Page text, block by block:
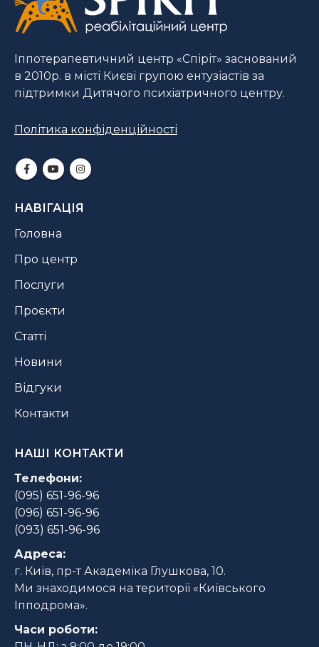
Іппотерапевтичний центр «Спіріт» заснований
в 2010р. в місті Києві групою ентузіастів за
підтримки Дитячого психіатричного центру.
Політика конфіденційності
НАВІГАЦІЯ
Головна
Про центр
Послуги
Проєкти
Статті
Новини
Відгуки
Контакти
НАШІ КОНТАКТИ
Телефони:
(095) 651-96-96
(096) 651-96-96
(093) 651-96-96
Адреса:
г. Київ, пр-т Академіка Глушкова, 10.
Ми знаходимося на території «Київського
Іпподрома».
Часи роботи: